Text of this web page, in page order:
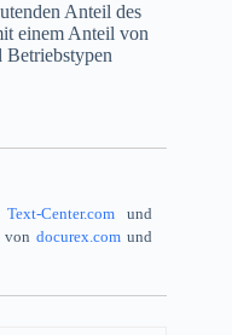
Anteil des
einem Anteil von
Betriebstypen
Text-Center.com und
vondocurex.com und